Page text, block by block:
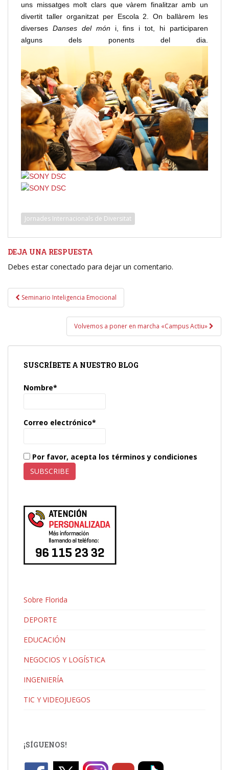
uns missatges molt clars que vàrem finalitzar amb un
divertit taller organitzat per Escola 2. On ballàrem les
diverses Danses del móni, fins i tot, hi participaren
alguns dels ponents del dia.
Jornades Internacionals de Diversitat
DEJA UNA RESPUESTA
Debes estar conectado para dejar un comentario.
Navegación
de
Seminario Inteligencia Emocional
Volvemos a poner en marcha «Campus Actiu»
SUSCRÍBETE A NUESTRO BLOG
Nombre*
Correo electrónico*
Por favor, acepta los términos y condiciones
Sobre Florida
DEPORTE
EDUCACIÓN
NEGOCIOS Y LOGÍSTICA
INGENIERÍA
TIC Y VIDEOJUEGOS
¡SÍGUENOS!